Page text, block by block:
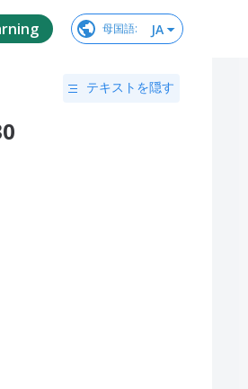
母国語: JA
テキストを隠す